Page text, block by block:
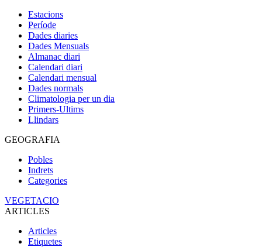
Estacions
Període
Dades diaries
Dades Mensuals
Almanac diari
Calendari diari
Calendari mensual
Dades normals
Climatologia per un dia
Primers-Ultims
Llindars
GEOGRAFIA
Pobles
Indrets
Categories
VEGETACIO
ARTICLES
Articles
Etiquetes